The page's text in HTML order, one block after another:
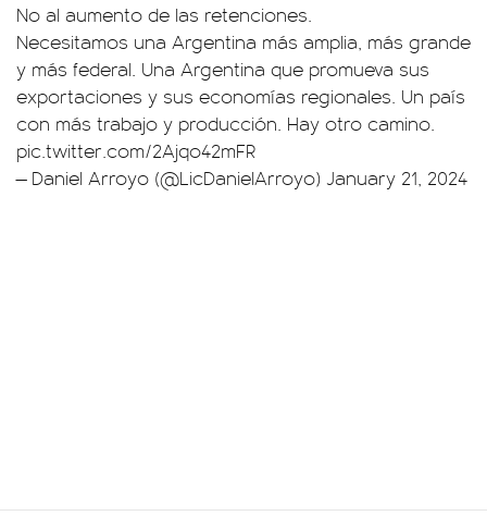
No al aumento de las retenciones.
Necesitamos una Argentina más amplia, más grande
y más federal. Una Argentina que promueva sus
exportaciones y sus economías regionales. Un país
con más trabajo y producción. Hay otro camino.
pic.twitter.com/2Ajqo42mFR
— Daniel Arroyo (@LicDanielArroyo) January 21, 2024